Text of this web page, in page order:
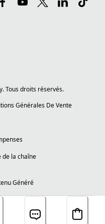
Tous droits réservés.
Générales De Vente
de la chaîne
Généré